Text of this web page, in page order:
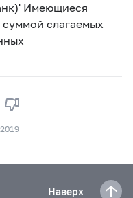
Имеющиеся
слагаемых
Наверх